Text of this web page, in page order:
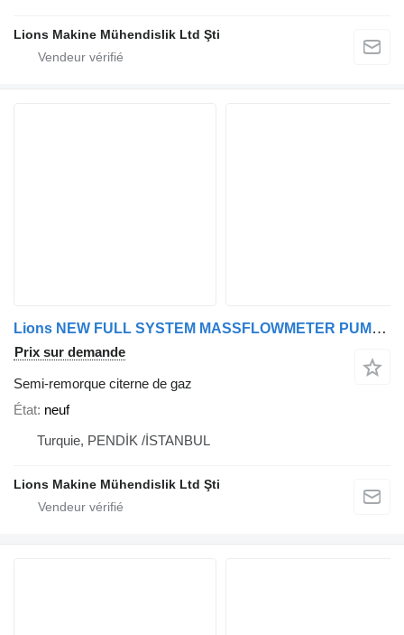
Lions Makine Mühendislik Ltd Şti
Lions NEW FULL SYSTEM MASSFLOWMETER PUMP HOSE REEL LPG TANKER TRAILER
Prix sur demande
Semi-remorque citerne de gaz
État neuf
Turquie, PENDİK /İSTANBUL
Lions Makine Mühendislik Ltd Şti